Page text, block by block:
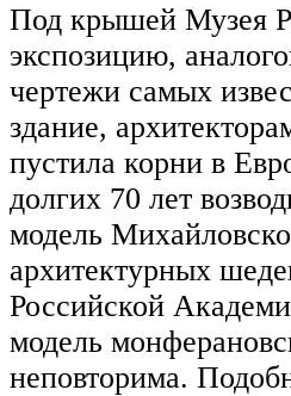
Под крышей Музея
экспозицию,
чертежи самых
здание,
пустила корни в
долгих 70 лет
модель
архитектурных
Российской
модель
неповторима.